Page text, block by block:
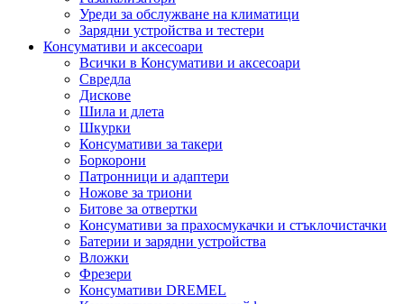
Уреди за обслужване на климатици
Зарядни устройства и тестери
Консумативи и аксесоари
Всички в Консумативи и аксесоари
Свредла
Дискове
Шила и длета
Шкурки
Консумативи за такери
Боркорони
Патронници и адаптери
Ножове за триони
Битове за отвертки
Консумативи за прахосмукачки и стъклочистачки
Батерии и зарядни устройства
Вложки
Фрезери
Консумативи DREMEL